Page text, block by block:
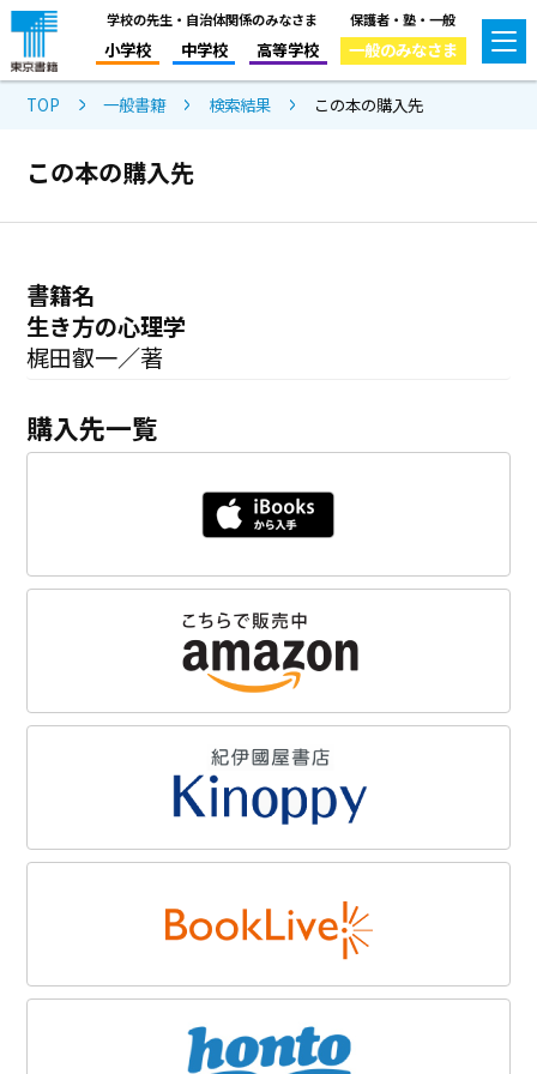
学校の先生・自治体関係のみなさま
小学校 中学校 高等学校
保護者・塾・一般
一般のみなさま
TOP 一般書籍 検索結果 この本の購入先
この本の購入先
書籍名
生き方の心理学
梶田叡一／著
購入先一覧